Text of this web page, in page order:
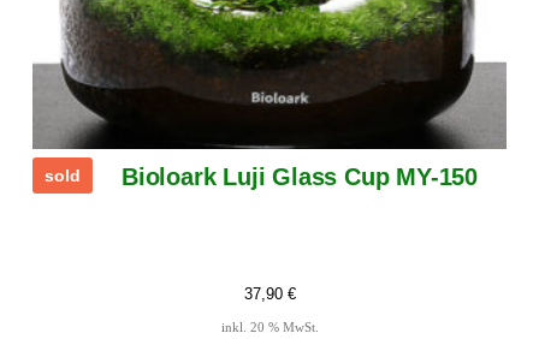
sold Bioloark Luji Glass Cup MY-150
37,90 €
inkl. 20 % MwSt.